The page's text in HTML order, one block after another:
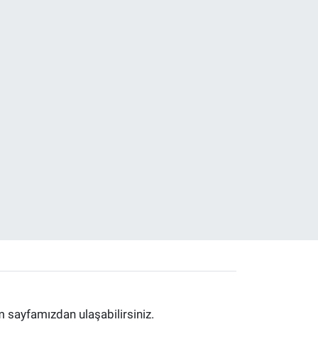
sayfamızdan ulaşabilirsiniz.